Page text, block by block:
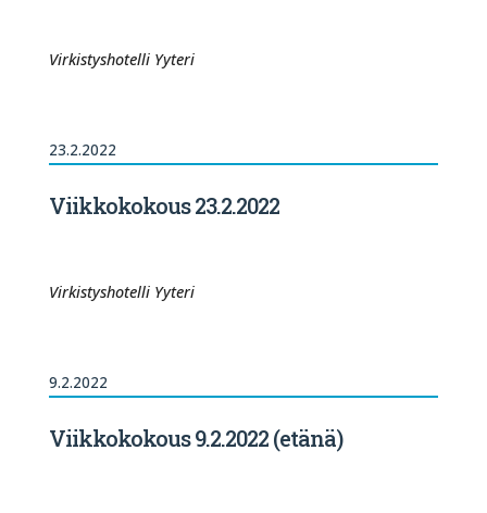
Virkistyshotelli Yyteri
23.2.2022
Viikkokokous 23.2.2022
Virkistyshotelli Yyteri
9.2.2022
Viikkokokous 9.2.2022 (etänä)